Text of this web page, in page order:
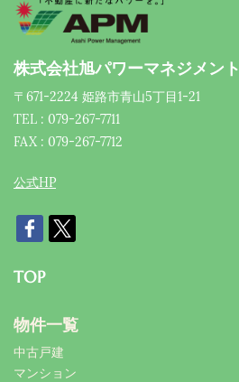
株式会社旭パワーマネジメント
〒671-2224 姫路市青山5丁目1-21
TEL : 079-267-7711
FAX : 079-267-7712
公式HP
TOP
物件一覧
中古戸建
マンション